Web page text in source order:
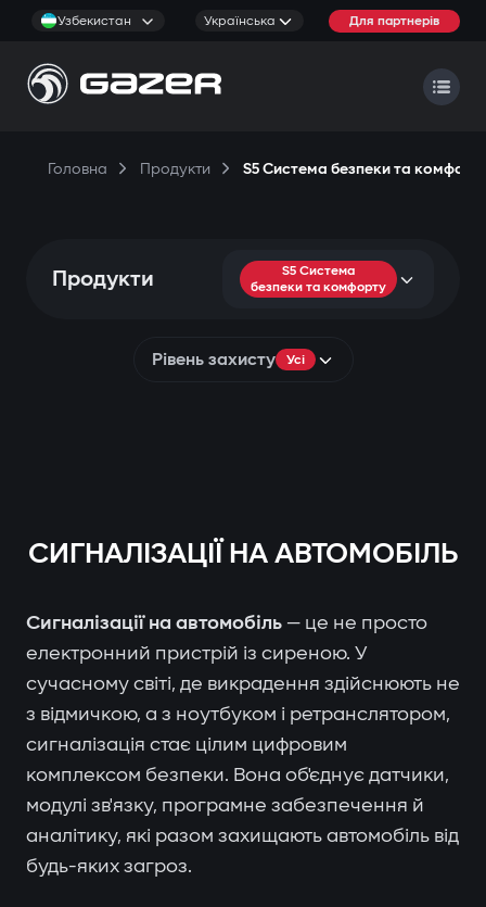
Узбекистан Українська Для партнерів
Головна Продукти S5 Система безпеки та
Продукти
S5 Система
безпеки та комфорту
Рівень захисту Усі
СИГНАЛІЗАЦІЇ НА АВТОМОБІЛЬ
Сигналізації на автомобіль — це не просто
електронний пристрій із сиреною. У
сучасному світі, де викрадення здійснюють не
з відмичкою, а з ноутбуком і ретранслятором,
сигналізація стає цілим цифровим
комплексом безпеки. Вона об'єднує датчики,
модулі зв'язку, програмне забезпечення й
аналітику, які разом захищають автомобіль від
будь-яких загроз.